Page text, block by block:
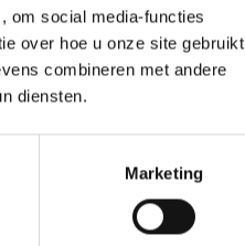
om social media-functies
over hoe u onze site gebruikt
combineren met andere
diensten.
Marketing